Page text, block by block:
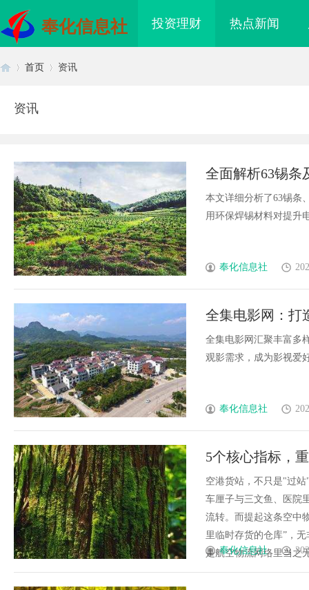
奉化信息社 投资理财 热点新闻
首页 资讯
资讯
全面解析63锡条
本文详细分析了63锡条
用环保焊锡材料对提升
奉化信息社
全集电影网：打
全集电影网汇聚丰富多
观影需求，成为影视爱
奉化信息社
5个核心指标，
空港货站，不只是"过
车厘子与三文鱼、医院
流转。而提起这条空中
里临时存货的仓库”，
是航空物流网络里当之
奉化信息社
即用，规避侵权风险 全面解析柚子影视：探索影视娱
全新体验平台